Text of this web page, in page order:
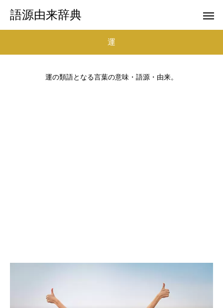
語源由来辞典
運
運の類語となる言葉の意味・語源・由来。